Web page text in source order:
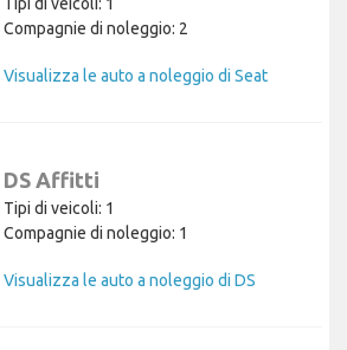
Compagnie di noleggio: 2
Visualizza le auto a noleggio di Seat
DS Affitti
Tipi di veicoli: 1
Compagnie di noleggio: 1
Visualizza le auto a noleggio di DS